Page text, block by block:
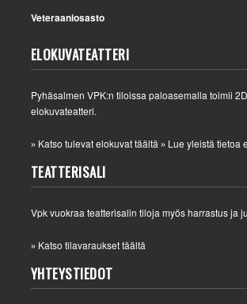
Veteraaniosasto
ELOKUVATEATTERI
Pyhäsalmen VPK:n tiloissa paloasemalla toimii
elokuvateatteri.
» Katso tulevat elokuvat täältä » Lue yleistä tietoa
TEATTERISALI
Vpk vuokraa teatterisalin tiloja myös harrastus ja
» Katso tilavaraukset täältä
YHTEYSTIEDOT